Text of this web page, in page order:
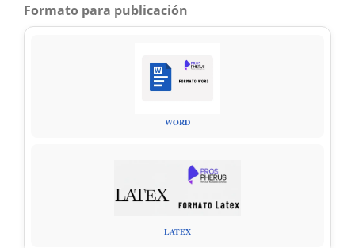
Formato para publicación
WORD
LATEX